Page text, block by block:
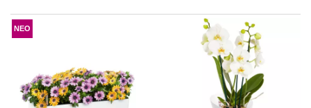
ΝΕΟ